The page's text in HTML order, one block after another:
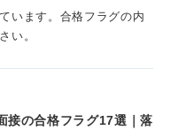
意欲を示すことで、よ
しょうか。
います。合格フラグの内
い。
接の合格フラグ17選｜落